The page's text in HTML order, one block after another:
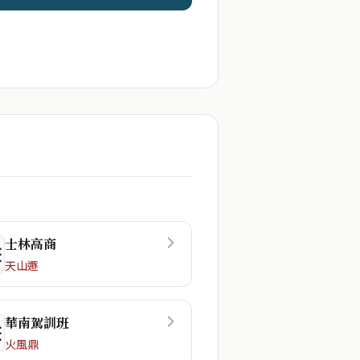
士林高商
天山遯
華南駕訓班
火風鼎